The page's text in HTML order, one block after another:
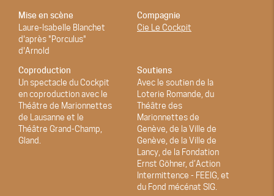
Mise en scène
Laure-Isabelle Blanchet
d'après "Porculus"
d'Arnold
Compagnie
Cie Le Cockpit
Coproduction
Un spectacle du Cockpit
en coproduction avec le
Théâtre de Marionnettes
de Lausanne et le
Théâtre Grand-Champ,
Gland.
Soutiens
Avec le soutien de la
Loterie Romande, du
Théâtre des
Marionnettes de
Genève, de la Ville de
Genève, de la Ville de
Lancy, de la Fondation
Ernst Göhner, d’Action
Intermittence - FEEIG, et
du Fond mécénat SIG.